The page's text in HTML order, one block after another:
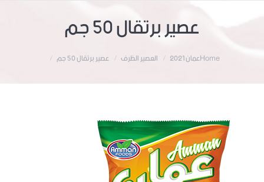
عصير برتقال 50 جم
Homeعمان 2021 العصير الظرف عصير برتقال 50 جم